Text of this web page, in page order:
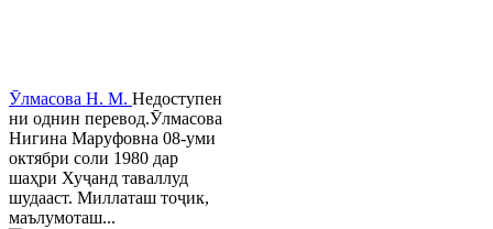
Ӯлмасова Н. М. Недоступен
ни однин перевод.Ӯлмасова
Нигина Маруфовна 08-уми
октябри соли 1980 дар
шаҳри Хуҷанд таваллуд
шудааст. Миллаташ тоҷик,
маълумоташ...